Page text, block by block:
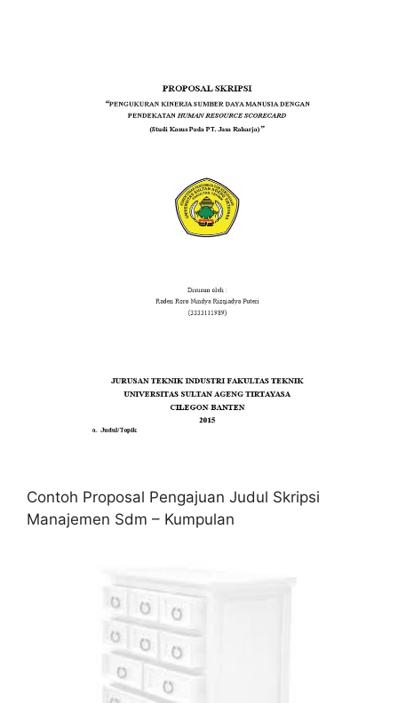
Contoh Proposal Pengajuan Judul Skripsi
Manajemen Sdm – Kumpulan